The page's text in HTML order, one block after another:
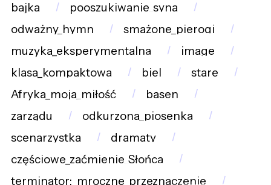
bajka
pooszukiwanie_syna
odważny_hymn
smażone_pierogi
muzyka_eksperymentalna
image
klasa_kompaktowa
biel
stare
Afryka_moja_miłość
basen
zarządu
odkurzona_piosenka
scenarzystka
dramaty
częściowe_zaćmienie_Słońca
terminator:_mroczne_przeznaczenie